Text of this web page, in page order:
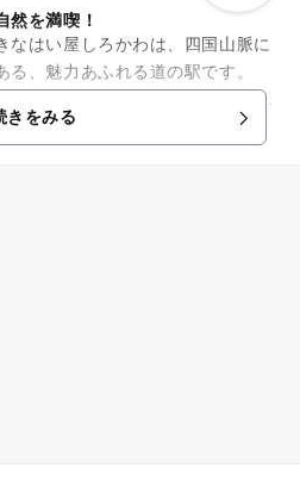
然を満喫！
なはい屋しろかわは、四国山脈に
、魅力あふれる道の駅です。
川ベーコン・ウィンナー 愛媛県産
きをみる